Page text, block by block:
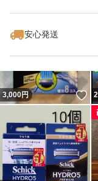
安心発送
3,000円